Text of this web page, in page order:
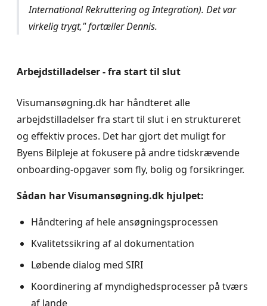
International Rekruttering og Integration). Det var
virkelig trygt," fortæller Dennis.
Arbejdstilladelser - fra start til slut
Visumansøgning.dk har håndteret alle
arbejdstilladelser fra start til slut i en struktureret
og effektiv proces. Det har gjort det muligt for
Byens Bilpleje at fokusere på andre tidskrævende
onboarding-opgaver som fly, bolig og forsikringer.
Sådan har Visumansøgning.dk hjulpet:
Håndtering af hele ansøgningsprocessen
Kvalitetssikring af al dokumentation
Løbende dialog med SIRI
Koordinering af myndighedsprocesser på tværs
af lande